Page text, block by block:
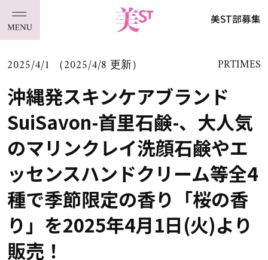
美ST部募集
2025/4/1 （2025/4/8 更新） PRTIMES
沖縄発スキンケアブランド
SuiSavon-首里石鹸-、大人気
のマリンクレイ洗顔石鹸やエ
ッセンスハンドクリーム等全4
種で季節限定の香り「桜の香
り」を2025年4月1日(火)より
販売！